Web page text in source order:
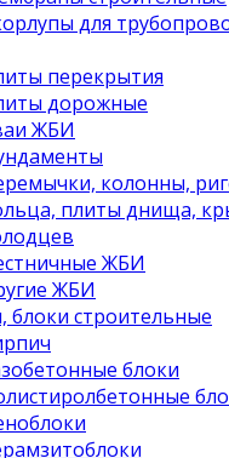
для
перекрытия
дорожные
ЖБИ
колонны,
плиты днища,
ЖБИ
ЖБИ
блоки строительные
блоки